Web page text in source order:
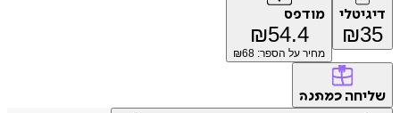
דיגיטלי
₪35
מודפס
₪54.4
מחיר על הספר: ₪ 68
שליחה כמתנה